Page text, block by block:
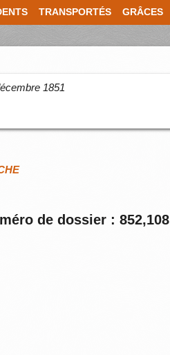
TRANSPORTÉS GRÂCES
1851
de dossier : 852,108